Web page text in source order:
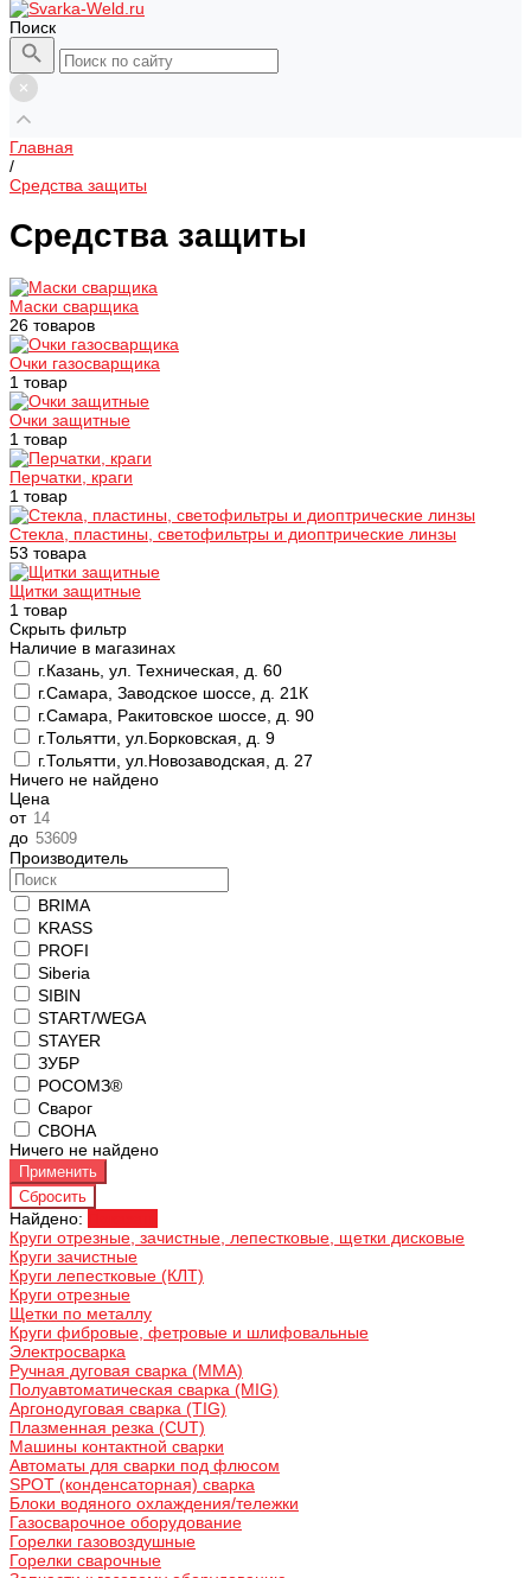
Поиск
Главная
/
Средства защиты
Средства защиты
Маски сварщика
26 товаров
Очки газосварщика
1 товар
Очки защитные
1 товар
Перчатки, краги
1 товар
Стекла, пластины, светофильтры и диоптрические линзы
53 товара
Щитки защитные
1 товар
Скрыть фильтр
Наличие в магазинах
г.Казань, ул. Техническая, д. 60
г.Самара, Заводское шоссе, д. 21К
г.Самара, Ракитовское шоссе, д. 90
г.Тольятти, ул.Борковская, д. 9
г.Тольятти, ул.Новозаводская, д. 27
Ничего не найдено
Цена
от
до
Производитель
BRIMA
KRASS
PROFI
Siberia
SIBIN
START/WEGA
STAYER
ЗУБР
РОСОМЗ®
Сварог
СВОНА
Ничего не найдено
Найдено:
Круги отрезные, зачистные, лепестковые, щетки дисковые
Круги зачистные
Круги лепестковые (КЛТ)
Круги отрезные
Щетки по металлу
Круги фибровые, фетровые и шлифовальные
Электросварка
Ручная дуговая сварка (MMA)
Полуавтоматическая сварка (MIG)
Аргонодуговая сварка (TIG)
Плазменная резка (CUT)
Машины контактной сварки
Автоматы для сварки под флюсом
SPOT (конденсаторная) сварка
Блоки водяного охлаждения/тележки
Газосварочное оборудование
Горелки газовоздушные
Горелки сварочные